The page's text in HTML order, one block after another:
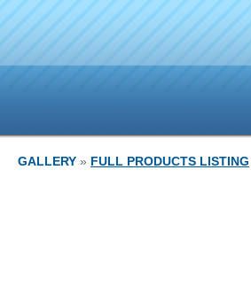
GALLERY » FULL PRODUCTS LISTING